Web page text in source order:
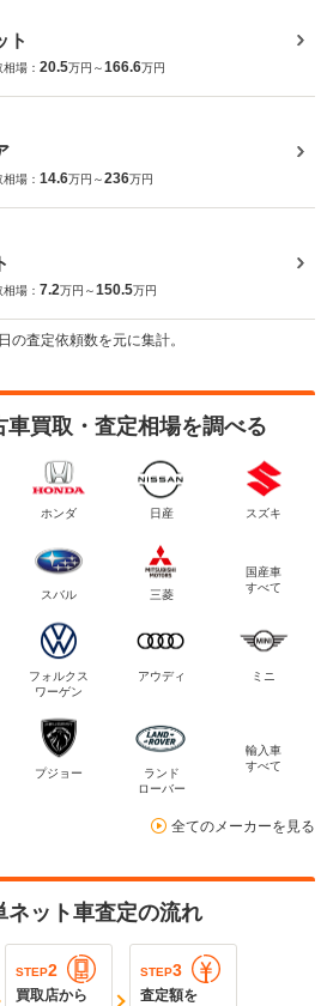
ト
場： 20.5万円～166.6万円
場： 14.6万円～236万円
場： 7.2万円～150.5万円
査定依頼数を元に集計。
車買取・査定相場を調べる
ホンダ 日産 スズキ
スバル 三菱
国産車
すべて
フォルクス
ワーゲン
アウディ ミニ
プジョー
ランド
ローバー
輸入車
すべて
全てのメーカーを見る
ネット車査定の流れ
STEP2
買取店から
STEP3
査定額を